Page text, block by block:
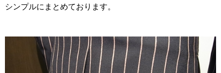
シンプルにまとめております。